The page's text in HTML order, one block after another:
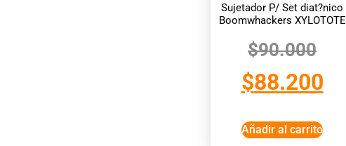
Sujetador P/ Set diat?nico
Boomwhackers XYLOTOTE
$90.000
$88.200
Añadir al carrito